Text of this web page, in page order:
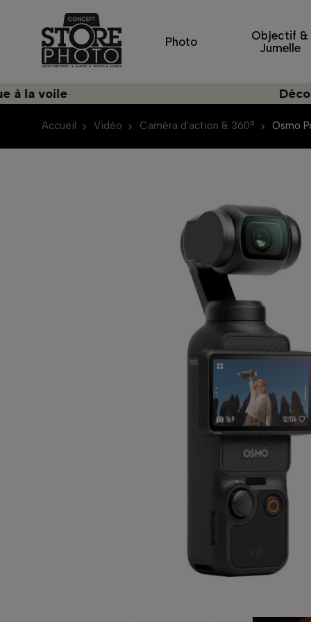
Photo
Objectif &
Jumelle
Découvrez
Accueil Vidéo Caméra d'action & 360° Osmo